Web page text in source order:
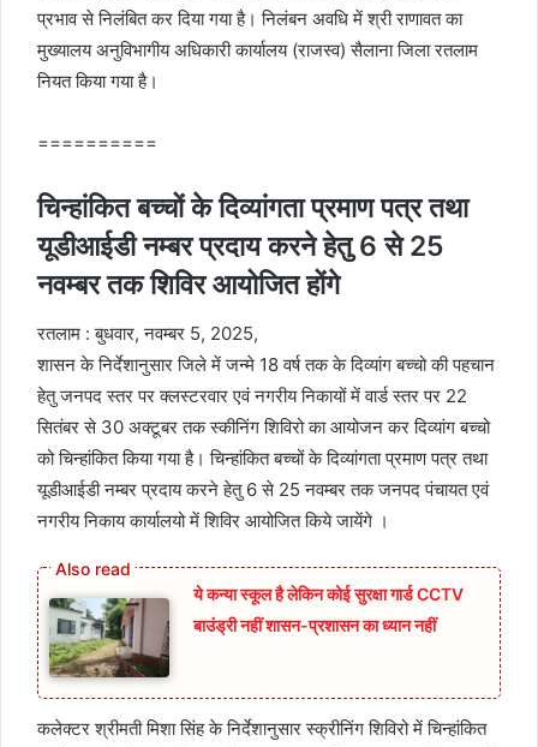
प्रभाव से निलंबित कर दिया गया है। निलंबन अवधि में श्री राणावत का
मुख्यालय अनुविभागीय अधिकारी कार्यालय (राजस्व) सैलाना जिला रतलाम
नियत किया गया है।
==========
चिन्हांकित बच्चों के दिव्यांगता प्रमाण पत्र तथा
यूडीआईडी नम्बर प्रदाय करने हेतु 6 से 25
नवम्बर तक शिविर आयोजित होंगे
रतलाम : बुधवार, नवम्बर 5, 2025,
शासन के निर्देशानुसार जिले में जन्मे 18 वर्ष तक के दिव्यांग बच्चो की पहचान
हेतु जनपद स्तर पर क्लस्टरवार एवं नगरीय निकायों में वार्ड स्तर पर 22
सितंबर से 30 अक्टूबर तक स्कीनिंग शिविरो का आयोजन कर दिव्यांग बच्चो
को चिन्हांकित किया गया है। चिन्हांकित बच्चों के दिव्यांगता प्रमाण पत्र तथा
यूडीआईडी नम्बर प्रदाय करने हेतु 6 से 25 नवम्बर तक जनपद पंचायत एवं
नगरीय निकाय कार्यालयो में शिविर आयोजित किये जायेंगे ।
ये कन्या स्कूल है लेकिन कोई सुरक्षा गार्ड CCTV
बाउंड्री नहीं शासन-प्रशासन का ध्यान नहीं
कलेक्टर श्रीमती मिशा सिंह के निर्देशानुसार स्क्रीनिंग शिविरो में चिन्हांकित